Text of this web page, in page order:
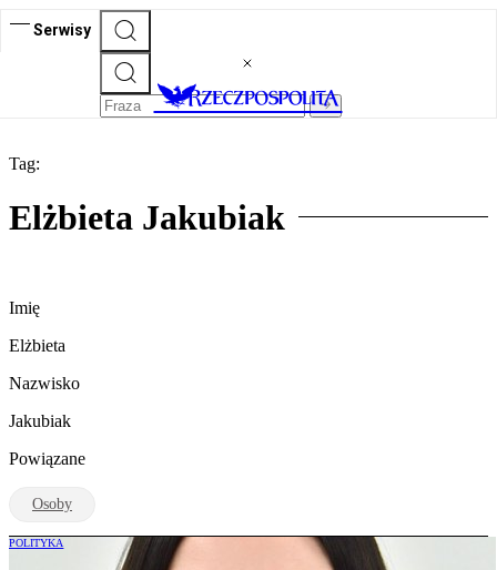
Serwisy
Tag:
Elżbieta Jakubiak
Imię
Elżbieta
Nazwisko
Jakubiak
Powiązane
Osoby
POLITYKA